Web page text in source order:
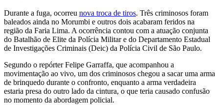
Durante a fuga, ocorreu nova troca de tiros. Três criminosos foram
baleados ainda no Morumbi e outros dois acabaram feridos na
região da Faria Lima. A ocorrência contou com a atuação conjunta
do Batalhão de Elite da Polícia Militar e do Departamento Estadual
de Investigações Criminais (Deic) da Polícia Civil de São Paulo.
Segundo o repórter Felipe Garraffa, que acompanhou a
movimentação ao vivo, um dos criminosos chegou a sacar uma arma
de brinquedo durante o confronto, enquanto a arma verdadeira
estaria presa do outro lado da cintura, o que teria causado confusão
no momento da abordagem policial.